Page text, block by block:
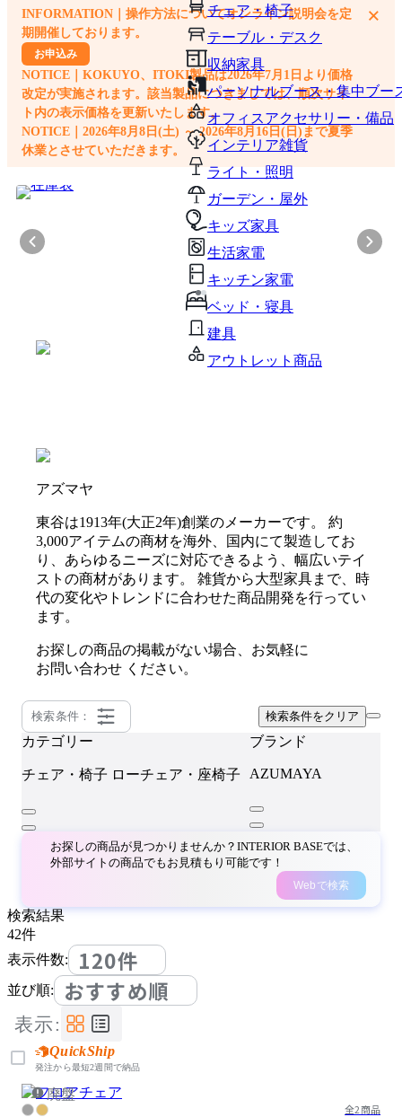
チェア・椅子
テーブル・デスク
収納家具
パーソナルブース・集中ブー
オフィスアクセサリー・備品
インテリア雑貨
ライト・照明
ガーデン・屋外
キッズ家具
生活家電
キッチン家電
ベッド・寝具
建具
アウトレット商品
他のサイトで見つけた商品ページのURLを貼り付けて、カートに追加できます
INFORMATION｜操作方法についてオンライン説明会を定
期開催しております。
お申込み
NOTICE｜KOKUYO、ITOKI製品は2026年7月1日より価格
改定が実施されます。該当製品につきましては、順次サイ
ト内の表示価格を更新いたします。
NOTICE｜2026年8月8日(土) ～ 2026年8月16日(日)まで夏季
休業とさせていただきます。
×
アズマヤ
東谷は1913年(大正2年)創業のメーカーです。 約
3,000アイテムの商材を海外、国内にて製造してお
り、あらゆるニーズに対応できるよう、幅広いテイ
ストの商材があります。 雑貨から大型家具まで、時
代の変化やトレンドに合わせた商品開発を行ってい
ます。
お探しの商品の掲載がない場合、お気軽に
お問い合わせ ください。
検索条件： 検索条件をクリア
カテゴリー
チェア・椅子 ローチェア・座椅子
ブランド
AZUMAYA
お探しの商品が見つかりませんか？INTERIOR BASEでは、
外部サイトの商品でもお見積もり可能です！
Webで検索
検索結果
42件
表示件数:
120件
並び順: おすすめ順
表示:
QuickShip
発注から最短2週間で納品
廃盤
全2商品